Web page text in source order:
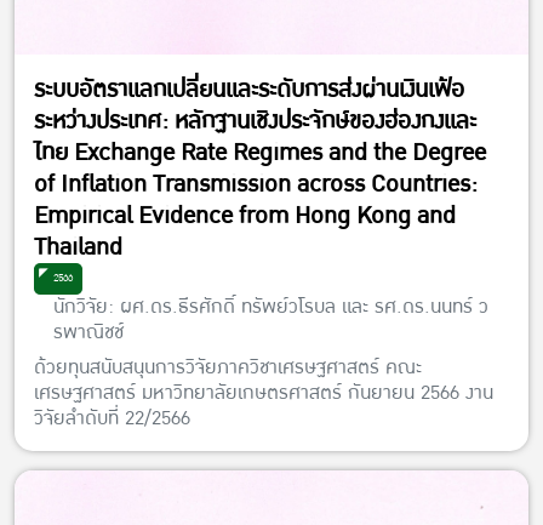
ระบบอัตราแลกเปลี่ยนและระดับการส่งผ่านเงินเฟ้อ
ระหว่างประเทศ: หลักฐานเชิงประจักษ์ของฮ่องกงและ
ไทย Exchange Rate Regimes and the Degree
of Inflation Transmission across Countries:
Empirical Evidence from Hong Kong and
Thailand
2566
นักวิจัย: ผศ.ดร.ธีรศักดิ์ ทรัพย์วโรบล และ รศ.ดร.นนทร์ ว
รพาณิชช์
ด้วยทุนสนับสนุนการวิจัยภาควิชาเศรษฐศาสตร์ คณะ
เศรษฐศาสตร์ มหาวิทยาลัยเกษตรศาสตร์ กันยายน 2566 งาน
วิจัยลำดับที่ 22/2566